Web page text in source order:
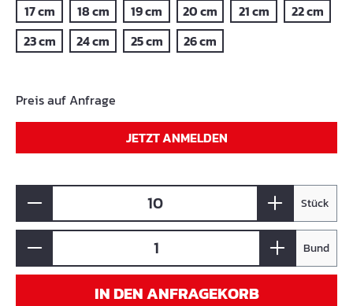
17 cm
18 cm 19 cm 20 cm 21 cm
22 cm
23 cm
24 cm 25 cm 26 cm
Preis auf Anfrage
JETZT ANMELDEN
Stück
Bund
IN DEN ANFRAGEKORB